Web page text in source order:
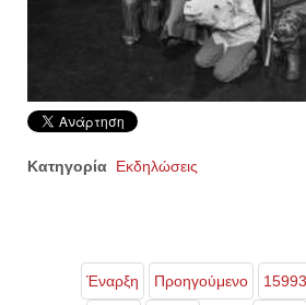
Κατηγορία Εκδηλώσεις
Έναρξη Προηγούμενο 15993